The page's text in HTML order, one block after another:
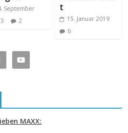
September
2
t
15. Januar 2019
6
MAXX: